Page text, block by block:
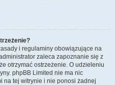
i regulaminy obowiązujące na
zaleca zapoznanie się z
otrzymać ostrzeżenie. O udzieleniu
phpBB Limited nie ma nic
na tej witrynie i nie ponosi żadnej